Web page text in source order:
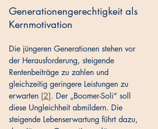
Generationengerechtigkeit als
Kernmotivation
Die jüngeren Generationen stehen vor
der Herausforderung, steigende
Rentenbeiträge zu zahlen und
gleichzeitig geringere Leistungen zu
erwarten [2]. Der „Boomer-Soli“ soll
diese Ungleichheit abmildern. Die
steigende Lebenserwartung führt dazu,